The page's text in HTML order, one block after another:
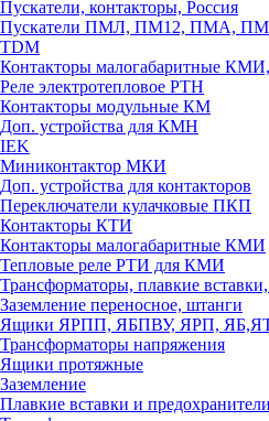
Пускатели, контакторы, Россия
Пускатели ПМЛ, ПМ12, ПМА,
TDM
Контакторы малогабаритные
Реле электротепловое РТН
Контакторы модульные КМ
Доп. устройства для КМН
IEK
Миниконтактор МКИ
Доп. устройства для контакторов
Переключатели кулачковые ПКП
Контакторы КТИ
Контакторы малогабаритные КМИ
Тепловые реле РTИ для КМИ
Трансформаторы, плавкие
Заземление переносное, штанги
Ящики ЯРПП, ЯБПВУ, ЯРП,
Трансформаторы напряжения
Ящики протяжные
Заземление
Плавкие вставки и предохранители